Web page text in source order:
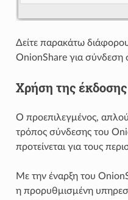
Δείτε παρακάτω
OnionShare για σύνδεση
Χρήση της
Ο προεπιλεγμένος,
τρόπος σύνδεσης του
προτείνεται για τους
Με την έναρξη του
η προρυθμισμένη